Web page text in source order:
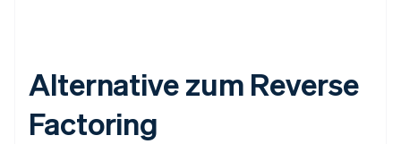
Alternative zum Reverse
Factoring